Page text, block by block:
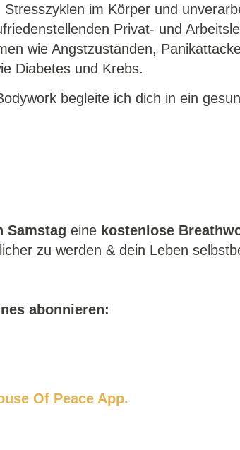
im Körper und
Privat- und
wie Angstzuständen,
Diabetes und Krebs.
begleite ich dich in ein
Samstag eine kostenlose
zu werden & dein Leben
abonnieren:
Of Peace App.